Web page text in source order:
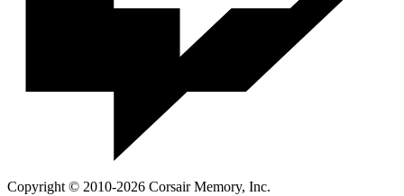
Copyright © 2010-2026 Corsair Memory, Inc.